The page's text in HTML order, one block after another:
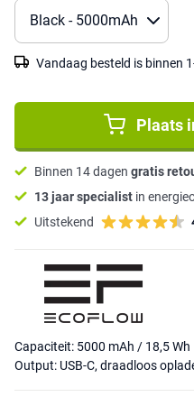
Vandaag besteld is binnen
Plaats
Binnen 14 dagen gratis
13 jaar specialist in
Uitstekend
Capaciteit: 5000 mAh / 18,5 Wh
Output: USB-C, draadloos